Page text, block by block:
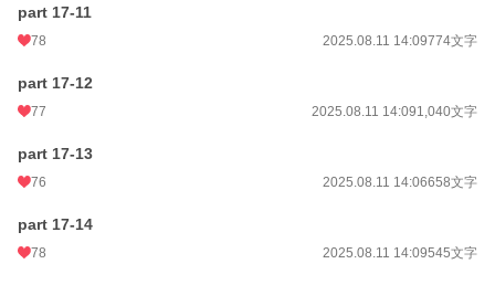
part 17-11
78 2025.08.11 14:09774文字
part 17-12
77 2025.08.11 14:091,040文字
part 17-13
76 2025.08.11 14:06658文字
part 17-14
78 2025.08.11 14:09545文字